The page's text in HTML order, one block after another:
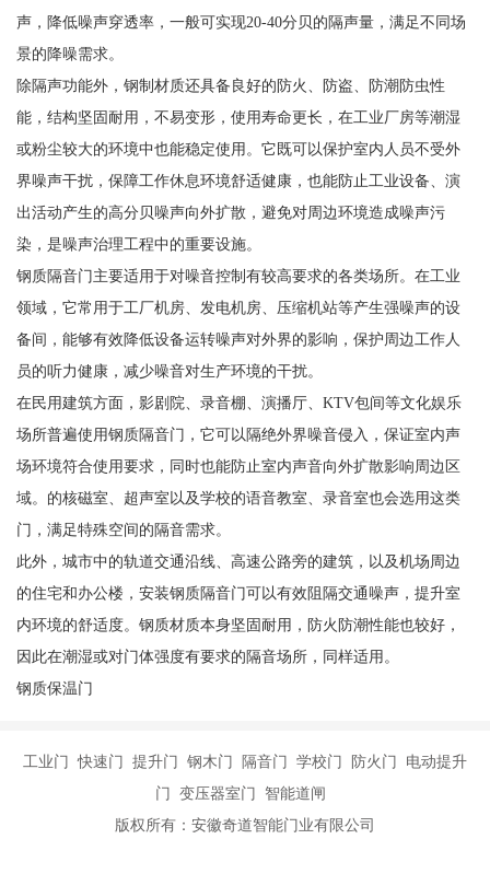
声，降低噪声穿透率，一般可实现20-40分贝的隔声量，满足不同场
景的降噪需求。
除隔声功能外，钢制材质还具备良好的防火、防盗、防潮防虫性
能，结构坚固耐用，不易变形，使用寿命更长，在工业厂房等潮湿
或粉尘较大的环境中也能稳定使用。它既可以保护室内人员不受外
界噪声干扰，保障工作休息环境舒适健康，也能防止工业设备、演
出活动产生的高分贝噪声向外扩散，避免对周边环境造成噪声污
染，是噪声治理工程中的重要设施。
钢质隔音门主要适用于对噪音控制有较高要求的各类场所。在工业
领域，它常用于工厂机房、发电机房、压缩机站等产生强噪声的设
备间，能够有效降低设备运转噪声对外界的影响，保护周边工作人
员的听力健康，减少噪音对生产环境的干扰。
在民用建筑方面，影剧院、录音棚、演播厅、KTV包间等文化娱乐
场所普遍使用钢质隔音门，它可以隔绝外界噪音侵入，保证室内声
场环境符合使用要求，同时也能防止室内声音向外扩散影响周边区
域。的核磁室、超声室以及学校的语音教室、录音室也会选用这类
门，满足特殊空间的隔音需求。
此外，城市中的轨道交通沿线、高速公路旁的建筑，以及机场周边
的住宅和办公楼，安装钢质隔音门可以有效阻隔交通噪声，提升室
内环境的舒适度。钢质材质本身坚固耐用，防火防潮性能也较好，
因此在潮湿或对门体强度有要求的隔音场所，同样适用。
钢质保温门
工业门 快速门 提升门 钢木门 隔音门 学校门 防火门 电动提升
门 变压器室门 智能道闸
版权所有：安徽奇道智能门业有限公司